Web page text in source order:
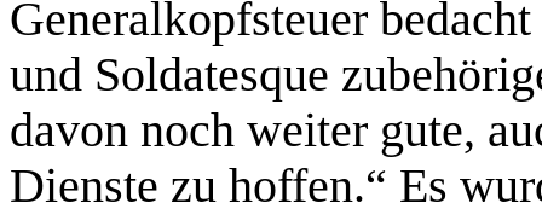
Generalkopfsteuer
und Soldatesque
davon noch weiter gute,
Dienste zu hoffen.“ Es